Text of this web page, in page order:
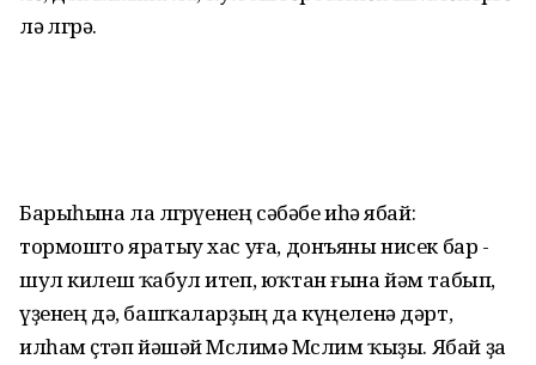
лә өлгөрә.
Барыһына ла өлгөрөүенең сәбәбе иһә ябай:
тормошто яратыу хас уға, донъяны нисек бар -
шул килеш ҡабул итеп, юҡтан ғына йәм табып,
үҙенең дә, башҡаларҙың да күңеленә дәрт,
илһам өҫтәп йәшәй Мөслимә Мөслим ҡыҙы. Ябай ҙа